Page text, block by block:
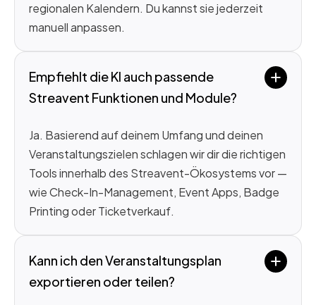
regionalen Kalendern. Du kannst sie jederzeit
manuell anpassen.
Empfiehlt die KI auch passende
Streavent Funktionen und Module?
Ja. Basierend auf deinem Umfang und deinen
Veranstaltungszielen schlagen wir dir die richtigen
Tools innerhalb des Streavent-Ökosystems vor —
wie Check-In-Management, Event Apps, Badge
Printing oder Ticketverkauf.
Kann ich den Veranstaltungsplan
exportieren oder teilen?